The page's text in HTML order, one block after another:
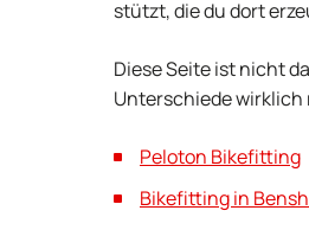
stützt, die du dort
Diese Seite ist nicht
Unterschiede wirklich
Peloton Bikefitting
Bikefitting in